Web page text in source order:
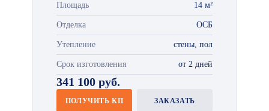
Площадь 14 м²
Отделка ОСБ
Утепление стены, пол
Срок изготовления от 2 дней
341 100 руб.
ПОЛУЧИТЬ КП ЗАКАЗАТЬ